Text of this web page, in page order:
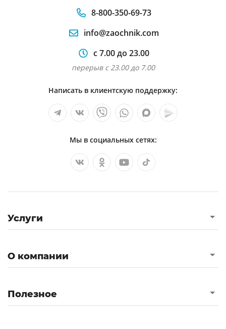
8-800-350-69-73
info@zaochnik.com
с 7.00 до 23.00
перерыв с 23.00 до 7.00
Написать в клиентскую поддержку:
Мы в социальных сетях:
Услуги
О компании
Полезное